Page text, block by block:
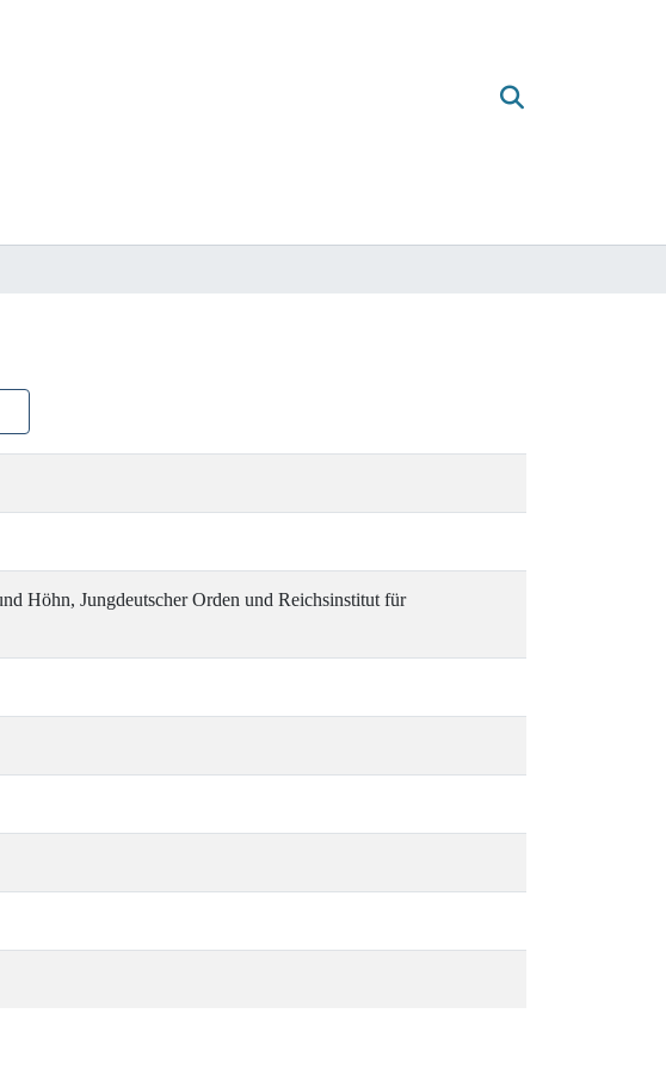
Höhn, Jungdeutscher Orden und Reichsinstitut für